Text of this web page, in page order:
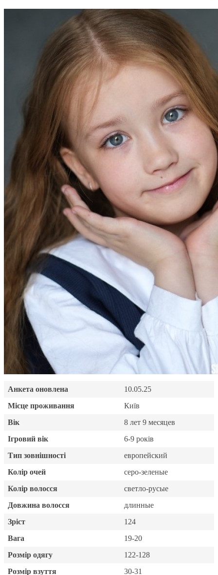
Анкета оновлена
10.05.25
Місце проживання
Київ
Вік
8 лет 9 месяцев
Ігровий вік
6-9 років
Тип зовнішності
европейский
Колір очей
серо-зеленые
Колір волосся
светло-русые
Довжина волосся
длинные
Зріст
124
Вага
19-20
Розмір одягу
122-128
Розмір взуття
30-31